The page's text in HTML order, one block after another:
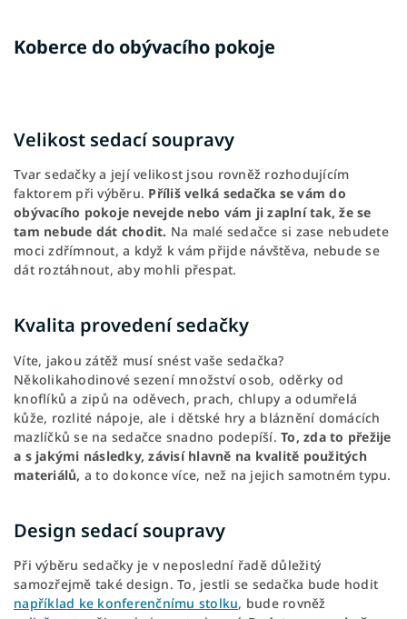
Koberce do obývacího pokoje
Velikost sedací soupravy
Tvar sedačky a její velikost jsou rovněž rozhodujícím
faktorem při výběru. Příliš velká sedačka se vám do
obývacího pokoje nevejde nebo vám ji zaplní tak, že se
tam nebude dát chodit. Na malé sedačce si zase nebudete
moci zdřímnout, a když k vám přijde návštěva, nebude se
dát roztáhnout, aby mohli přespat.
Kvalita provedení sedačky
Víte, jakou zátěž musí snést vaše sedačka?
Několikahodinové sezení množství osob, oděrky od
knoflíků a zipů na oděvech, prach, chlupy a odumřelá
kůže, rozlité nápoje, ale i dětské hry a bláznění domácích
mazlíčků se na sedačce snadno podepíší. To, zda to přežije
a s jakými následky, závisí hlavně na kvalitě použitých
materiálů, a to dokonce více, než na jejich samotném typu.
Design sedací soupravy
Při výběru sedačky je v neposlední řadě důležitý
samozřejmě také design. To, jestli se sedačka bude hodit
například ke konferenčnímu stolku, bude rovněž